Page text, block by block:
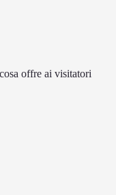
offre ai visitatori